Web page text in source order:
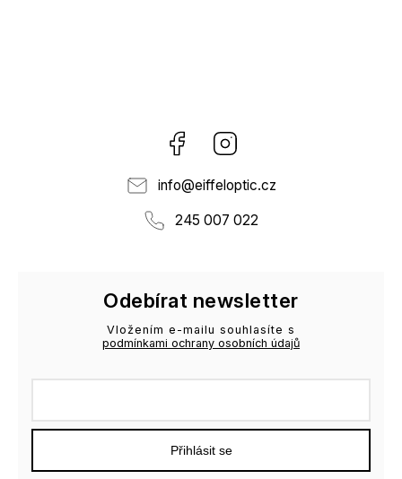
Facebook
info@eiffeloptic.cz
245 007 022
Odebírat newsletter
Vložením e-mailu souhlasíte s
podmínkami ochrany osobních údajů
Přihlásit se